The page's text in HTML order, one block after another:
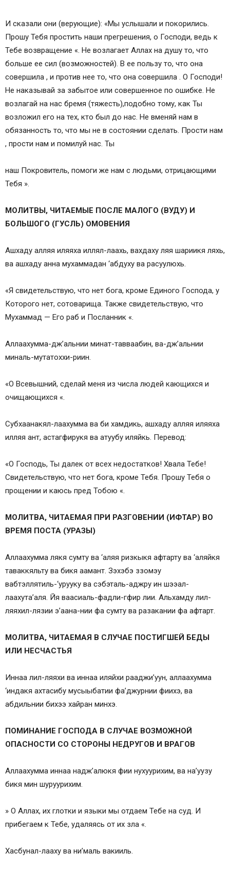
И сказали они (верующие): «Мы услышали и покорились.
Прошу Тебя простить наши прегрешения, о Господи, ведь к
Тебе возвращение «. Не возлагает Аллах на душу то, что
больше ее сил (возможностей). В ее пользу то, что она
совершила , и против нее то, что она совершила . О Господи!
Не наказывай за забытое или совершенное по ошибке. Не
возлагай на нас бремя (тяжесть),подобно тому, как Ты
возложил его на тех, кто был до нас. Не вменяй нам в
обязанность то, что мы не в состоянии сделать. Прости нам
, прости нам и помилуй нас. Ты
наш Покровитель, помоги же нам с людьми, отрицающими
Тебя ».
МОЛИТВЫ, ЧИТАЕМЫЕ ПОСЛЕ МАЛОГО (ВУДУ) И
БОЛЬШОГО (ГУСЛЬ) ОМОВЕНИЯ
Ашхаду алляя иляяха иллял-лаахь, вахдаху ляя шариикя ляхь,
ва ашхаду анна мухаммадан ‘абдуху ва расуулюхь.
«Я свидетельствую, что нет бога, кроме Единого Господа, у
Которого нет, сотоварища. Также свидетельствую, что
Мухаммад — Его раб и Посланник «.
Аллаахумма-дж’альнии минат-тавваабин, ва-дж’альнии
миналь-мутатоххи-риин.
«О Всевышний, сделай меня из числа людей кающихся и
очищающихся «.
Субхаанакял-лаахумма ва би хамдикь, ашхаду алляя иляяха
илляя ант, астагфирукя ва атуубу иляйкь. Перевод:
«О Господь, Ты далек от всех недостатков! Хвала Тебе!
Свидетельствую, что нет бога, кроме Тебя. Прошу Тебя о
прощении и каюсь пред Тобою «.
МОЛИТВА, ЧИТАЕМАЯ ПРИ РАЗГОВЕНИИ (ИФТАР) ВО
ВРЕМЯ ПОСТА (УРАЗЫ)
Аллаахумма лякя сумту ва ‘аляя ризкыкя афтарту ва ‘аляйкя
таваккяльту ва бикя аамант. Зэхэбэ ззомэу
вабтэллятиль-‘урууку ва сэбэталь-аджру ин шээал-
лаахута’аля. Йя ваасиаль-фадли-гфир лии. Альхамду лил-
ляяхил-лязии э’аана-нии фа сумту ва разакании фа афтарт.
МОЛИТВА, ЧИТАЕМАЯ В СЛУЧАЕ ПОСТИГШЕЙ БЕДЫ
ИЛИ НЕСЧАСТЬЯ
Иннаа лил-ляяхи ва иннаа иляйхи рааджи’уун, аллаахумма
‘индакя ахтасибу мусыыбатии фа’джурнии фиихэ, ва
абдильнии бихээ хайран минхэ.
ПОМИНАНИЕ ГОСПОДА В СЛУЧАЕ ВОЗМОЖНОЙ
ОПАСНОСТИ СО СТОРОНЫ НЕДРУГОВ И ВРАГОВ
Аллаахумма иннаа надж’алюкя фии нухуурихим, ва на’уузу
бикя мин шуруурихим.
» О Аллах, их глотки и языки мы отдаем Тебе на суд. И
прибегаем к Тебе, удаляясь от их зла «.
Хасбунал-лааху ва ни’маль вакииль.